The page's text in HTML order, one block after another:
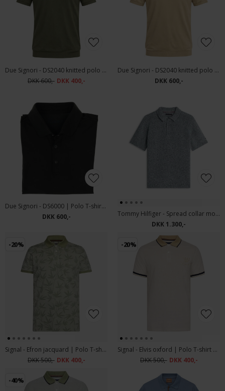
Due Signori - DS2040 knitted polo | Polo T-shirt Green
DKK 600,- DKK 400,-
Due Signori - DS2040 knitted polo | Polo T-shirt Beige
DKK 600,-
Due Signori - DS6000 | Polo T-shirt Dark Green
DKK 600,-
Tommy Hilfiger - Spread collar mouline | Polo T-shirt Iris Multi
DKK 1.300,-
-20%
Signal - Efron jacquard | Polo T-shirt Oil Green
DKK 500,- DKK 400,-
-20%
Signal - Elvis oxford | Polo T-shirt Warm Beige
DKK 500,- DKK 400,-
-40%